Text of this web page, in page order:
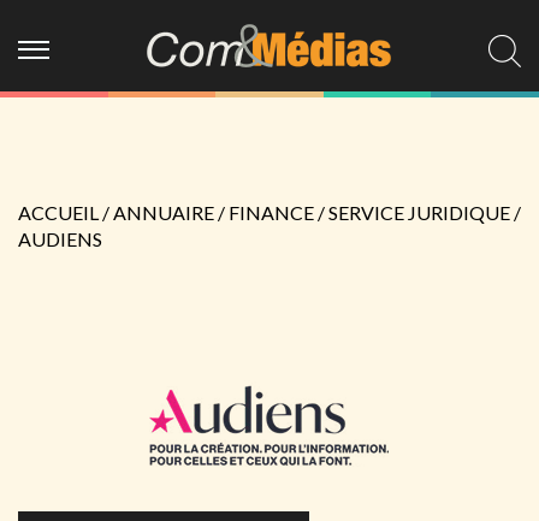
ACCUEIL /ANNUAIRE / FINANCE / SERVICE JURIDIQUE /
AUDIENS